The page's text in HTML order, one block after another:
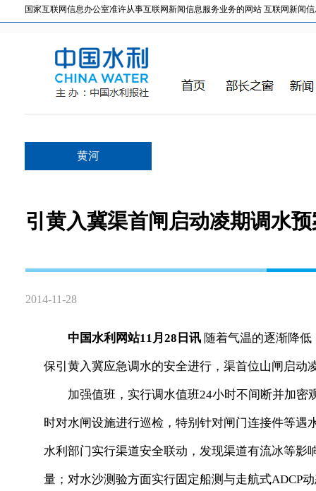
国家互联网信息办公室准许从事互联网新闻信息服务业务的网站 互联网新闻信
黄河
引黄入冀渠首闸启动凌期调水
2014-11-28
中国水利网站11月28日讯 随着气温的逐渐降
保引黄入冀应急调水的安全进行，渠首位山闸启动
加强值班，实行调水值班24小时不间断并加密
时对水闸设施进行巡检，特别针对闸门连接件等
水利部门实行渠道安全联动，发现渠道有流冰等
量；对水沙测验方面实行固定船测与走航式ADCP